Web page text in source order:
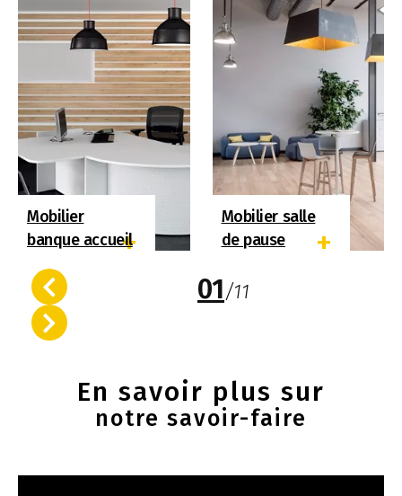
Mobilier
banque accueil
+
Mobilier salle
de pause
+
01/11
En savoir plus sur
notre savoir-faire